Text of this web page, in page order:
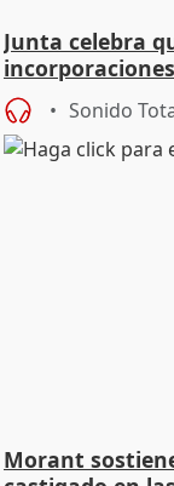
Junta celebra
jóvenes
Sonido
Morant